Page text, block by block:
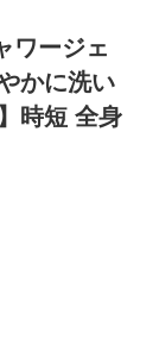
ワージェ
かに洗い
時短 全身